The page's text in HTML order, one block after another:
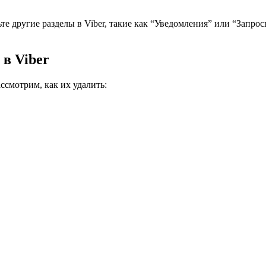
другие разделы в Viber, такие как “Уведомления” или
в Viber
как их удалить: